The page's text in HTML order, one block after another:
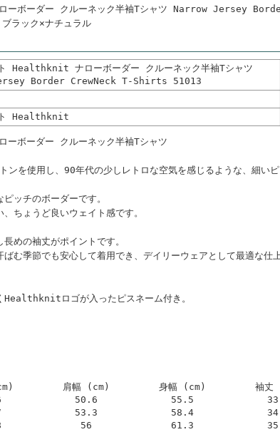
ボーダー クルーネック半袖Tシャツ Narrow Jersey
ック×ナチュラル
Healthknit ナローボーダー クルーネック半袖Tシャツ
Border CrewNeck T-Shirts 51013
ト Healthknit
ボーダー クルーネック半袖Tシャツ
ンを使用し、90年代の少しレトロな空気を感じるような、細い
ッチのボーダーです。
ちょうど良いウェイト感です。
めの袖丈がポイントです。
ばむ季節でも安心して着用でき、デイリーウェアとして最適な仕
Healthknitロゴが入ったピスネーム付き。
肩幅 (cm) 身幅 (cm)
袖丈
50.6 55.5
53.3 58.4
56 61.3